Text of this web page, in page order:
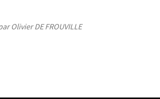
Olivier DE FROUVILLE